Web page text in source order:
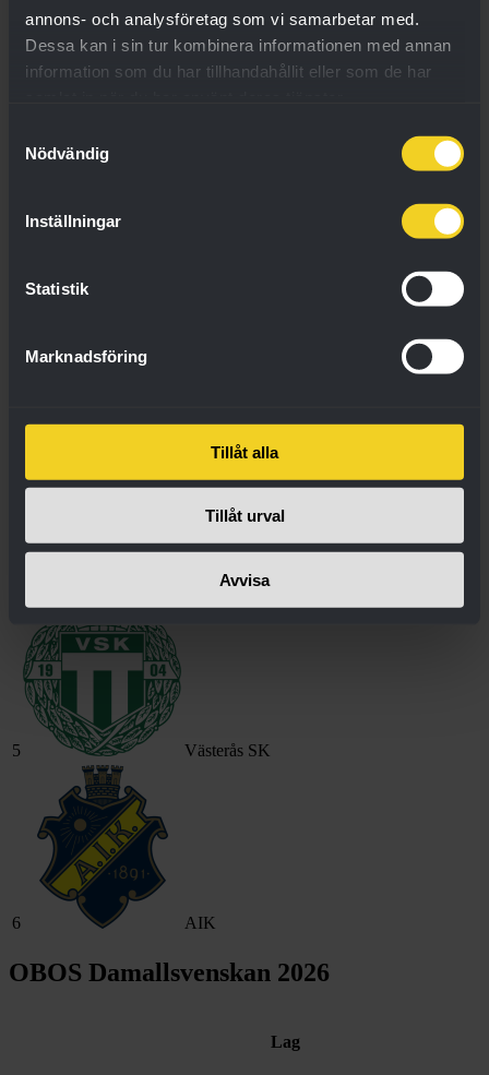
annons- och analysföretag som vi samarbetar med.
Dessa kan i sin tur kombinera informationen med annan
information som du har tillhandahållit eller som de har
Nödvändig
Inställningar
Statistik
Marknadsföring
Tillåt alla
Tillåt urval
Avvisa
Djurgården
5 Västerås SK
6 AIK
OBOS Damallsvenskan 2026
Lag